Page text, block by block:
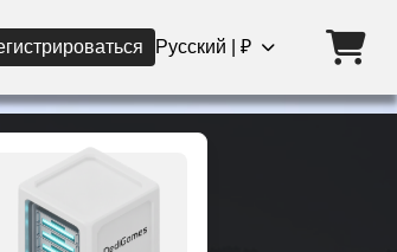
Русский | ₽